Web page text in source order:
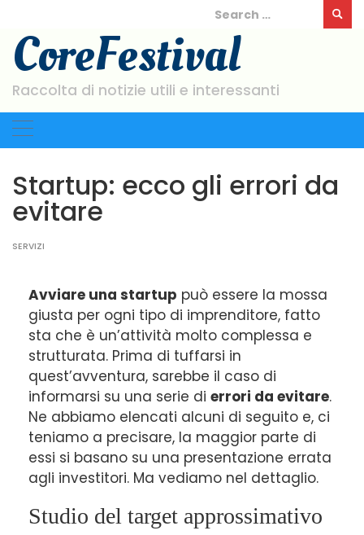
content
Search
CoreFestival
Raccolta di notizie utili e interessanti
Startup: ecco gli errori da
evitare
SERVIZI
Avviare una startup può essere la mossa
giusta per ogni tipo di imprenditore, fatto
sta che è un’attività molto complessa e
strutturata. Prima di tuffarsi in
quest’avventura, sarebbe il caso di
informarsi su una serie di errori da evitare.
Ne abbiamo elencati alcuni di seguito e, ci
teniamo a precisare, la maggior parte di
essi si basano su una presentazione errata
agli investitori. Ma vediamo nel dettaglio.
Studio del target approssimativo